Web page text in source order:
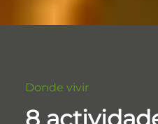
Donde vivir
8